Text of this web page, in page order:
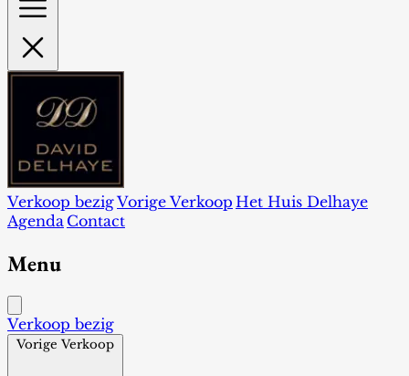
Verkoop bezigVorige Verkoop Het Huis Delhaye
Agenda Contact
Menu
Verkoop bezig
Vorige Verkoop